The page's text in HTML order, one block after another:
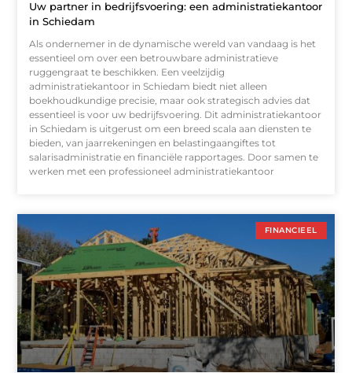
Uw partner in bedrijfsvoering: een administratiekantoor
in Schiedam
Als ondernemer in de dynamische wereld van vandaag is het
essentieel om over een betrouwbare administratieve
ruggengraat te beschikken. Een veelzijdig
administratiekantoor in Schiedam biedt niet alleen
boekhoudkundige precisie, maar ook strategisch advies dat
essentieel is voor uw bedrijfsvoering. Dit administratiekantoor
in Schiedam is uitgerust om een breed scala aan diensten te
bieden, van jaarrekeningen en belastingaangiftes tot
salarisadministratie en financiële rapportages. Door samen te
werken met een professioneel administratiekantoor
FINANCIEEL